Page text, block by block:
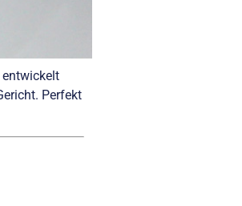
entwickelt
Perfekt